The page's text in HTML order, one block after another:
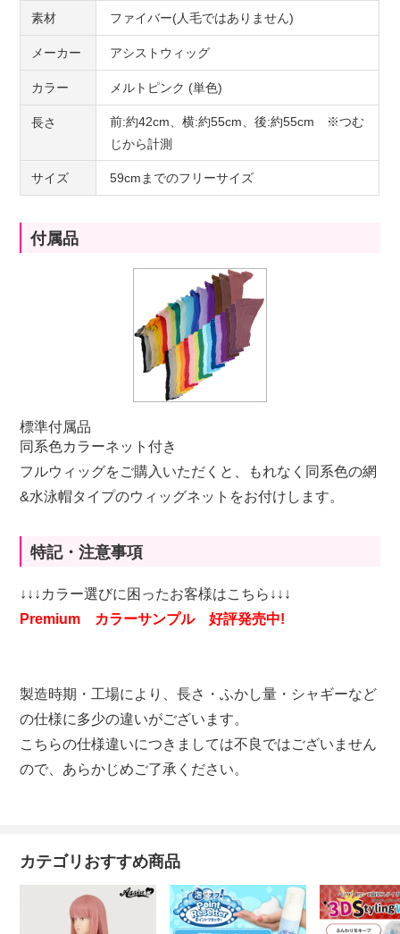
素材 ファイバー(人毛ではありません)
メーカー アシストウィッグ
カラー メルトピンク (単色)
長さ
前:約42cm、横:約55cm、後:約55cm ※つむ
じから計測
サイズ 59cmまでのフリーサイズ
付属品
標準付属品
同系色カラーネット付き
フルウィッグをご購入いただくと、もれなく同系色の網
&水泳帽タイプのウィッグネットをお付けします。
特記・注意事項
↓↓↓カラー選びに困ったお客様はこちら↓↓↓
Premium カラーサンプル 好評発売中!
製造時期・工場により、長さ・ふかし量・シャギーなど
の仕様に多少の違いがございます。
こちらの仕様違いにつきましては不良ではございません
ので、あらかじめご了承ください。
カテゴリおすすめ商品